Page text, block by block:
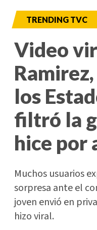
TRENDING TVC
Video
los
filtró la
hice por
Muchos usuarios
sorpresa ante el
joven envió en
hizo viral.